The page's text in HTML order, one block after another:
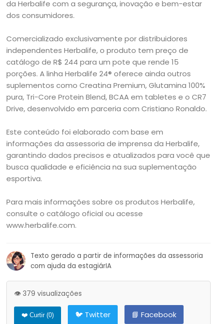
da Herbalife com a segurança, inovação e bem-estar
dos consumidores.
Comercializado exclusivamente por distribuidores
independentes Herbalife, o produto tem preço de
catálogo de R$ 244 para um pote que rende 15
porções. A linha Herbalife 24® oferece ainda outros
suplementos como Creatina Premium, Glutamina 100%
pura, Tri-Core Protein Blend, BCAA em tabletes e o CR7
Drive, desenvolvido em parceria com Cristiano Ronaldo.
Este conteúdo foi elaborado com base em
informações da assessoria de imprensa da Herbalife,
garantindo dados precisos e atualizados para você que
busca qualidade e eficiência na sua suplementação
esportiva.
Para mais informações sobre os produtos Herbalife,
consulte o catálogo oficial ou acesse
www.herbalife.com.
Texto gerado a partir de informações da assessoria
com ajuda da estagiárIA
👁️ 379 visualizações
❤️ Curtir (0) 🐦 Twitter
📘 Facebook